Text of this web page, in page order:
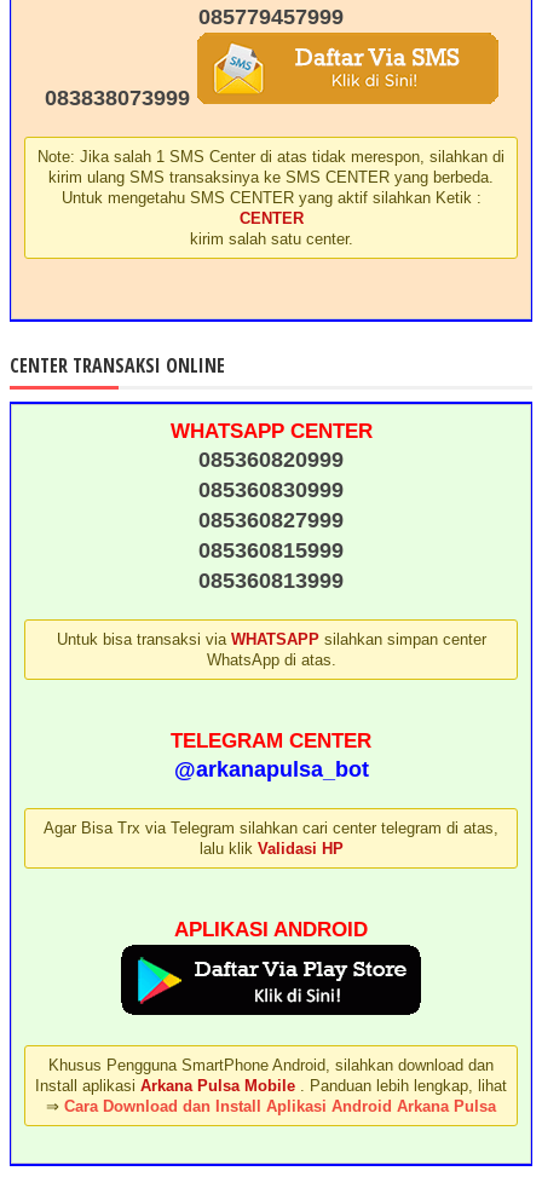
085779457999
083838073999
Note: Jika salah 1 SMS Center di atas tidak merespon, silahkan di
kirim ulang SMS transaksinya ke SMS CENTER yang berbeda.
Untuk mengetahu SMS CENTER yang aktif silahkan Ketik :
CENTER
kirim salah satu center.
CENTER TRANSAKSI ONLINE
WHATSAPP CENTER
085360820999
085360830999
085360827999
085360815999
085360813999
Untuk bisa transaksi via WHATSAPP silahkan simpan center
WhatsApp di atas.
TELEGRAM CENTER
@arkanapulsa_bot
Agar Bisa Trx via Telegram silahkan cari center telegram di atas,
lalu klik Validasi HP
APLIKASI ANDROID
Khusus Pengguna SmartPhone Android, silahkan download dan
Install aplikasi Arkana Pulsa Mobile . Panduan lebih lengkap, lihat
⇒ Cara Download dan Install Aplikasi Android Arkana Pulsa